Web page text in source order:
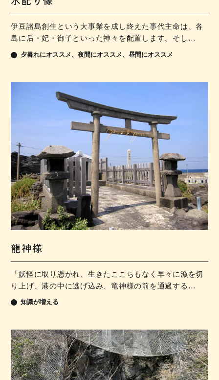
伊豆諸島創生という大事業を成し終えた事代主命は、各
島に后・妃・御子といった神々を配置します。そし…
夕暮れにオススメ 夜間にオススメ 昼間にオススメ
龍神様
「妖怪に取り憑かれ、生きたここちもなく早々に漁を切
り上げ、港の中に逃げ込み、竜神様の前を通過する…
知識が増える